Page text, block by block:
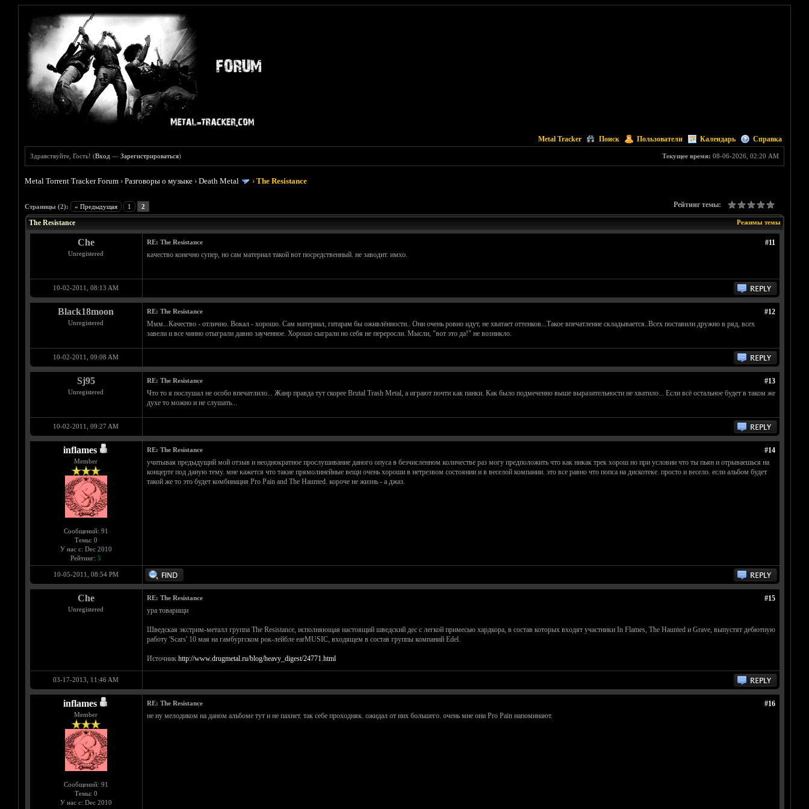
Metal Tracker Поиск Пользователи Календарь Справка
Текущее время: 08-06-2026, 02:20 AM
Здравствуйте, Гость! (Вход —Зарегистрироваться)
Metal Torrent Tracker Forum ›Разговоры о музыке ›Death Metal ›The Resistance
Страницы (2): « Предыдущая 1 2 Рейтинг темы:
Голосов: 0 - Средняя оценка: 0
1
2
3
4
5
Режимы темы
The Resistance
Che
Unregistered
#11
RE: The Resistance
качество конечно супер, но сам материал такой вот посредственный. не заводит. имхо.
10-02-2011, 08:13 AM
Black18moon
Unregistered
#12
RE: The Resistance
Ммм...Качество - отлично. Вокал - хорошо. Сам материал, гитарам бы оживлённости.. Они очень ровно идут, не хватает оттенков...Такое впечатление складывается..Всех поставили дружно в ряд, всех
завели и все чинно отыграли давно заученное. Хорошо сыграли но себя не переросли. Мысли, "вот это да!" не возникло.
10-02-2011, 09:08 AM
Sj95
Unregistered
#13
RE: The Resistance
Что то я послушал не особо впечатлило... Жанр правда тут скорее Brutal Trash Metal, а играют почти как панки. Как было подмеченно выше выразительности не хватило... Если всё остальное будет в таком же
духе то можно и не слушать...
10-02-2011, 09:27 AM
inflames
Member
Сообщений: 91
Темы: 0
У нас с: Dec 2010
Рейтинг: 5
#14
RE: The Resistance
учитывая предыдущий мой отзыв и неоднократное прослушивание даного опуса в безчисленном количестве раз могу предположить что как никак трек хорош но при условии что ты пьян и отрываешься на
концерте под даную тему. мне кажется что такие прямолинейные вещи очень хороши в нетрезвом состоянии и в веселой компании. это все равно что попса на дискотеке. просто и весело. если альбом будет
такой же то это будет комбинация Pro Pain and The Haunted. короче не жизнь - а джаз.
10-05-2011, 08:54 PM
Che
Unregistered
#15
RE: The Resistance
ура товарищи
Шведская экстрим-металл группа The Resistance, исполняющая настоящий шведский дес с легкой примесью хардкора, в состав которых входят участники In Flames, The Haunted и Grave, выпустят дебютную
работу 'Scars' 10 мая на гамбургском рок-лейбле earMUSIC, входящем в состав группы компаний Edel.
Источник http://www.drugmetal.ru/blog/heavy_digest/24771.html
03-17-2013, 11:46 AM
inflames
Member
Сообщений: 91
Темы: 0
У нас с: Dec 2010
#16
RE: The Resistance
не ну мелодиком на даном альбоме тут и не пахнет. так себе проходняк. ожидал от них большего. очень мне они Pro Pain напоминают.